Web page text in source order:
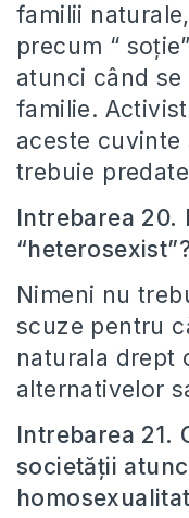
familii
precum “
atunci când
familie.
aceste
trebuie
Intrebarea 20.
Nimeni nu
scuze pentru
naturala drept
alternativelor
Intrebarea 21.
societății